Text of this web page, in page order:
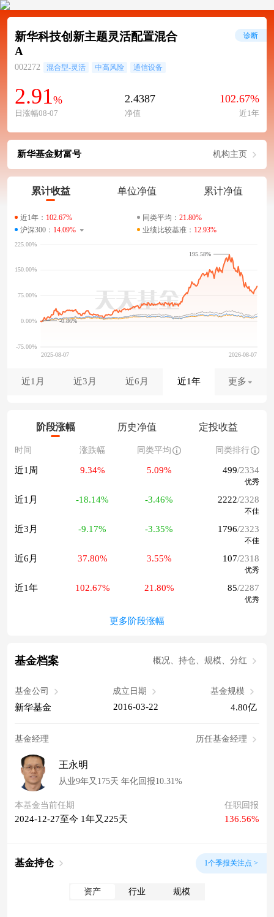
新华科技创新主题灵活配置混合
A
002272 混合型-灵活 中高风险 通信设备
2.91%
日涨幅08-07
2.4387
净值
102.67%
近1年
诊断
新华基金财富号 机构主页
累计收益 单位净值 累计净值
近1年： 102.67% 同类平均： 21.80%
沪深300： 14.09% 业绩比较基准： 12.93%
-0.86%
195.58%
近1月 近3月 近6月 近1年 更多
阶段涨幅 历史净值 定投收益
时间 涨跌幅 同类平均 同类排行
近1周 9.34% 5.09% 499/2334
优秀
近1月 -18.14% -3.46% 2222/2328
不佳
近3月 -9.17% -3.35% 1796/2323
不佳
近6月 37.80% 3.55% 107/2318
优秀
近1年 102.67% 21.80% 85/2287
优秀
更多阶段涨幅
基金档案 概况、持仓、规模、分红
基金公司
新华基金
成立日期
2016-03-22
基金规模
4.80亿
基金经理 历任基金经理
王永明
从业9年又175天 年化回报10.31%
本基金当前任期
2024-12-27至今 1年又225天
任职回报
136.56%
基金持仓 1个季报关注点 >
资产 行业 规模